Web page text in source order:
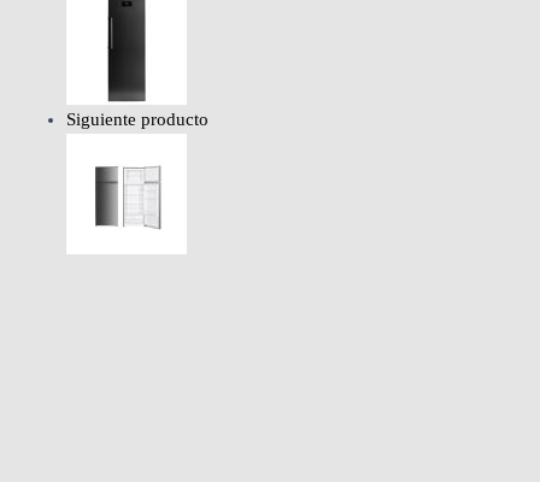
Siguiente producto